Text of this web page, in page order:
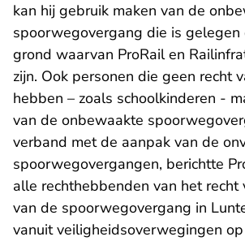
kan hij gebruik maken van de
spoorwegovergang die is gelegen
grond waarvan ProRail en
zijn. Ook personen die geen recht
hebben – zoals schoolkinderen -
van de onbewaakte
verband met de aanpak van de
spoorwegovergangen, berichtte
alle rechthebbenden van het recht
van de spoorwegovergang in
vanuit veiligheidsoverwegingen